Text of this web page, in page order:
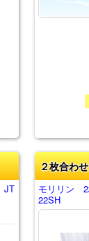
JT
２枚合わ
モリリン
22SH